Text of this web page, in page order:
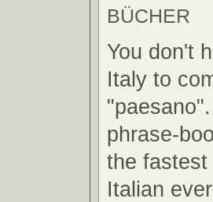
BÜCHER
You don't
Italy to
phrase-
the
Italian